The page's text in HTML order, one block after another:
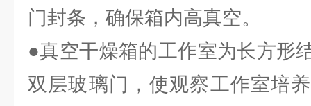
门封条，确保箱内高真空。
●真空干燥箱的工作室为长方形
双层玻璃门，使观察工作室培